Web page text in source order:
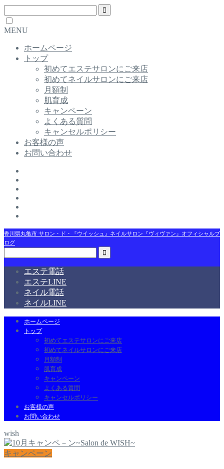
MENU
ホームページ
トップ
初めてエステサロンにご来店
初めてネイルサロンにご来店
月額制
肌育成
キャンペーン
よくある質問
キャンセルポリシー
お客様の声
お問い合わせ
香川県丸亀市 サロン・ド・『ウイッシュ』ネイルサロン『ヴィヴァン』オフィシャルブ
ログ
エステ電話
エステLINE
ネイル電話
ネイルLINE
ホームページ
トップ
初めてエステサロンにご来店
初めてネイルサロンにご来店
月額制
肌育成
キャンペーン
よくある質問
キャンセルポリシー
お客様の声
お問い合わせ
wish
キャンペーン